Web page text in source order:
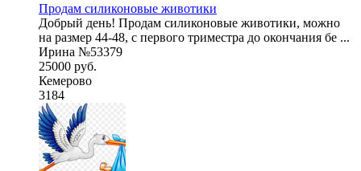
Продам силиконовые животики
Добрый день! Продам силиконовые животики, можно
на размер 44-48, с первого триместра до окончания бе ...
Ирина №53379
25000 руб.
Кемерово
3184